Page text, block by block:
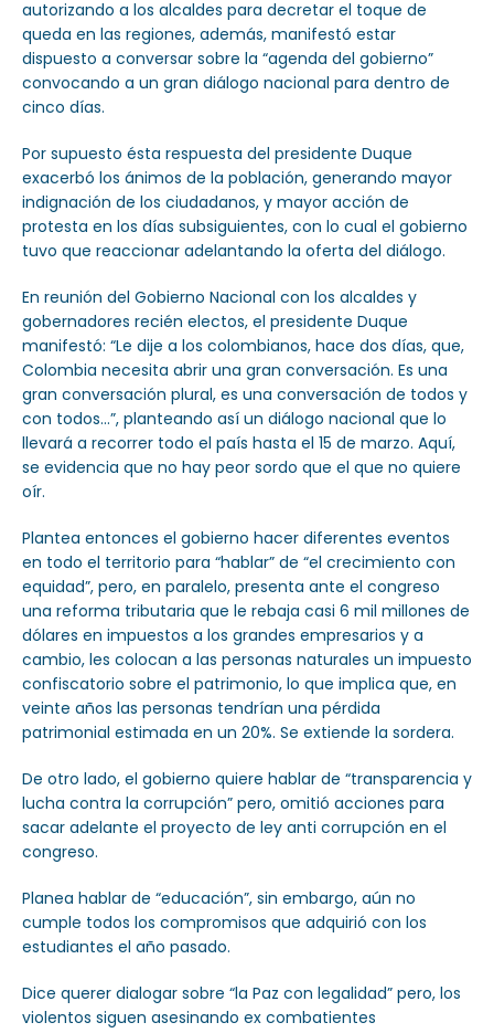
autorizando a los alcaldes para decretar el toque de
queda en las regiones, además, manifestó estar
dispuesto a conversar sobre la “agenda del gobierno”
convocando a un gran diálogo nacional para dentro de
cinco días.
Por supuesto ésta respuesta del presidente Duque
exacerbó los ánimos de la población, generando mayor
indignación de los ciudadanos, y mayor acción de
protesta en los días subsiguientes, con lo cual el gobierno
tuvo que reaccionar adelantando la oferta del diálogo.
En reunión del Gobierno Nacional con los alcaldes y
gobernadores recién electos, el presidente Duque
manifestó: “Le dije a los colombianos, hace dos días, que,
Colombia necesita abrir una gran conversación. Es una
gran conversación plural, es una conversación de todos y
con todos…”, planteando así un diálogo nacional que lo
llevará a recorrer todo el país hasta el 15 de marzo. Aquí,
se evidencia que no hay peor sordo que el que no quiere
oír.
Plantea entonces el gobierno hacer diferentes eventos
en todo el territorio para “hablar” de “el crecimiento con
equidad”, pero, en paralelo, presenta ante el congreso
una reforma tributaria que le rebaja casi 6 mil millones de
dólares en impuestos a los grandes empresarios y a
cambio, les colocan a las personas naturales un impuesto
confiscatorio sobre el patrimonio, lo que implica que, en
veinte años las personas tendrían una pérdida
patrimonial estimada en un 20%. Se extiende la sordera.
De otro lado, el gobierno quiere hablar de “transparencia y
lucha contra la corrupción” pero, omitió acciones para
sacar adelante el proyecto de ley anti corrupción en el
congreso.
Planea hablar de “educación”, sin embargo, aún no
cumple todos los compromisos que adquirió con los
estudiantes el año pasado.
Dice querer dialogar sobre “la Paz con legalidad” pero, los
violentos siguen asesinando ex combatientes